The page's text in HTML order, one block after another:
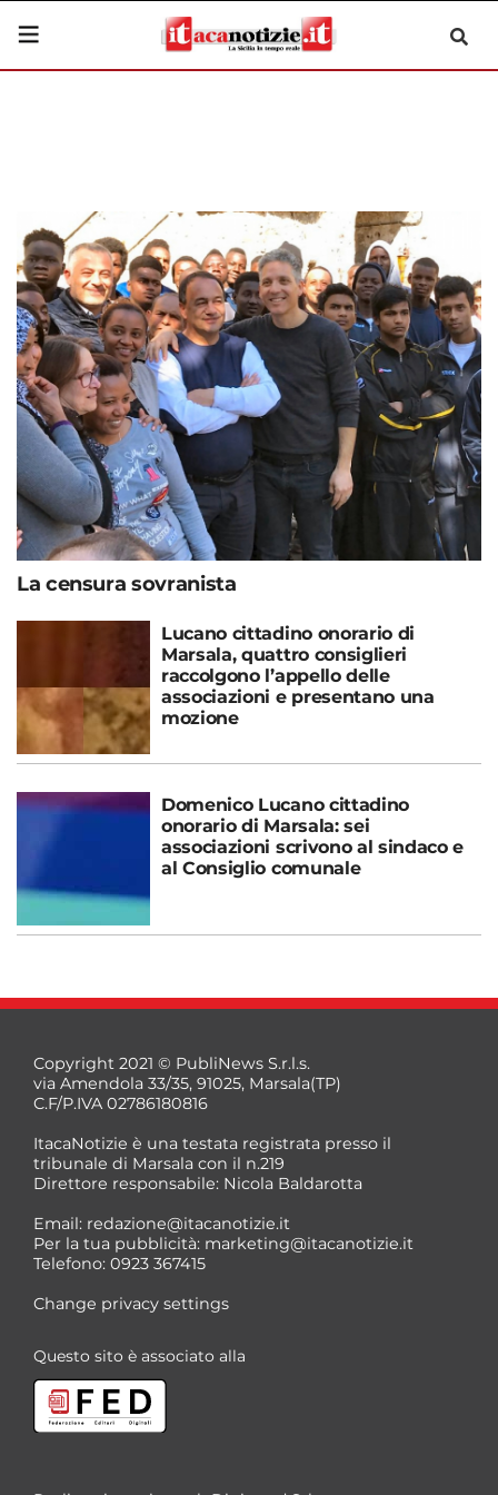
La censura sovranista
Lucano cittadino onorario di
Marsala, quattro consiglieri
raccolgono l’appello delle
associazioni e presentano una
mozione
Domenico Lucano cittadino
onorario di Marsala: sei
associazioni scrivono al sindaco e
al Consiglio comunale
Copyright 2021 © PubliNews S.r.l.s.
via Amendola 33/35, 91025, Marsala(TP)
C.F/P.IVA 02786180816
ItacaNotizie è una testata registrata presso il
tribunale di Marsala con il n.219
Direttore responsabile: Nicola Baldarotta
Email: redazione@itacanotizie.it
Per la tua pubblicità: marketing@itacanotizie.it
Telefono: 0923 367415
Change privacy settings
Questo sito è associato alla